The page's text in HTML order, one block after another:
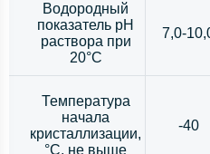
Водородный
показатель рН
раствора при
20°С
7,0-
Температура
начала
кристаллизации,
°С, не выше
-40